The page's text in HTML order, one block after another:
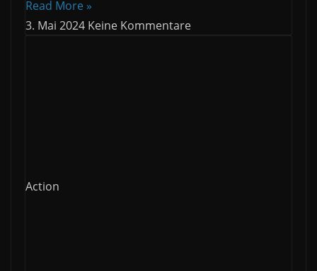
Read More »
3. Mai 2024 Keine Kommentare
Action